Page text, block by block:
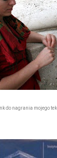
do nagrania mojego